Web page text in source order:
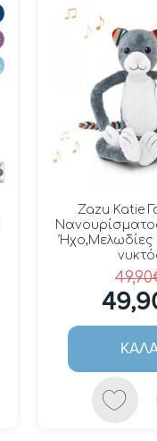
Zazu Katie
Ήχο,Μελωδίες